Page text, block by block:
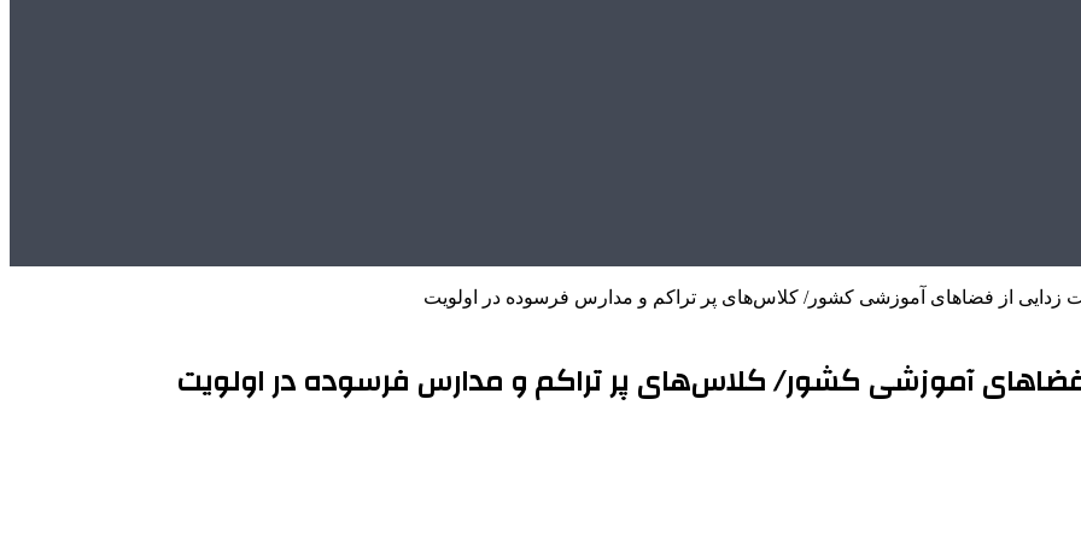
زدایی از فضاهای آموزشی کشور/ کلاس‌های پر تراکم و مدارس فرسوده در اولویت
فضاهای آموزشی کشور/ کلاس‌های پر تراکم و مدارس فرسوده در اولویت